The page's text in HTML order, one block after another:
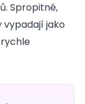
Spropitné,
jako